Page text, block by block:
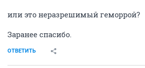
или это неразрешимый геморрой?
Заранее спасибо.
ОТВЕТИТЬ